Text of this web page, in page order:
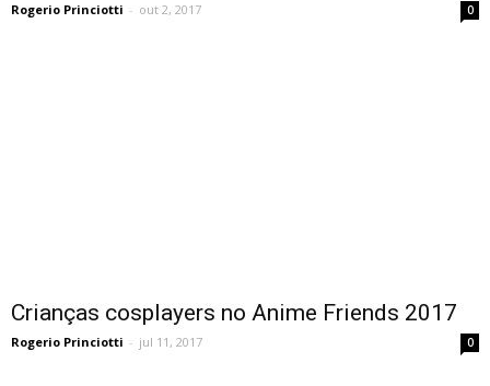
Rogerio Princiotti - out 2, 2017 0
Crianças cosplayers no Anime Friends 2017
Rogerio Princiotti - jul 11, 2017 0